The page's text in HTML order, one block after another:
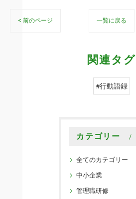
< 前のページ 一覧に戻る
関連タグ
#行動語録
カテゴリー
全てのカテゴリー
中小企業
管理職研修